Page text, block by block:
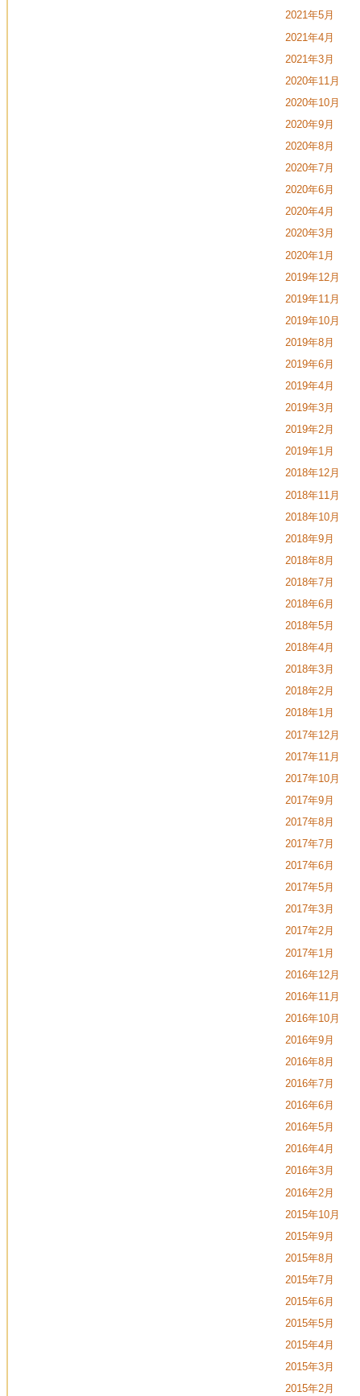
2021年5月
2021年4月
2021年3月
2020年11月
2020年10月
2020年9月
2020年8月
2020年7月
2020年6月
2020年4月
2020年3月
2020年1月
2019年12月
2019年11月
2019年10月
2019年8月
2019年6月
2019年4月
2019年3月
2019年2月
2019年1月
2018年12月
2018年11月
2018年10月
2018年9月
2018年8月
2018年7月
2018年6月
2018年5月
2018年4月
2018年3月
2018年2月
2018年1月
2017年12月
2017年11月
2017年10月
2017年9月
2017年8月
2017年7月
2017年6月
2017年5月
2017年3月
2017年2月
2017年1月
2016年12月
2016年11月
2016年10月
2016年9月
2016年8月
2016年7月
2016年6月
2016年5月
2016年4月
2016年3月
2016年2月
2015年10月
2015年9月
2015年8月
2015年7月
2015年6月
2015年5月
2015年4月
2015年3月
2015年2月